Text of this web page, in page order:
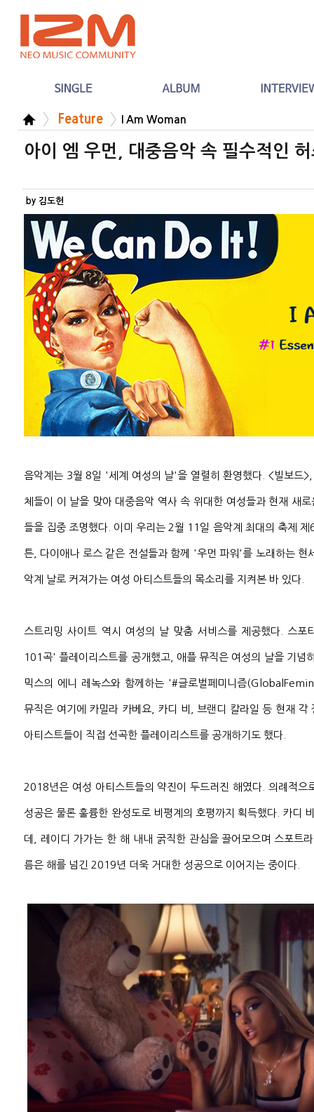
Feature I Am Woman
아이 엠 우먼, 대중음악 속 필수적인
by 김도헌
음악계는 3월 8일 '세계 여성의 날'을 열렬히 환영했다. <빌보드
체들이 이 날을 맞아 대중음악 역사 속 위대한 여성들과 현재 새
들을 집중 조명했다. 이미 우리는 2월 11일 음악계 최대의 축제
튼, 다이애나 로스 같은 전설들과 함께 '우먼 파워'를 노래하는 현
악계 날로 커져가는 여성 아티스트들의 목소리를 지켜본 바 있다.
스트리밍 사이트 역시 여성의 날 맞춤 서비스를 제공했다. 스포
101곡' 플레이리스트를 공개했고, 애플 뮤직은 여성의 날을 기념
믹스의 에니 레녹스와 함께하는 '#글로벌페미니즘
뮤직은 여기에 카밀라 카베요, 카디 비, 브랜디 칼라일 등 현재 각
아티스트들이 직접 선곡한 플레이리스트를 공개하기도 했다.
2018년은 여성 아티스트들의 약진이 두드러진 해였다. 의례적으
성공은 물론 훌륭한 완성도로 비평계의 호평까지 획득했다. 카디
데, 레이디 가가는 한 해 내내 굵직한 관심을 끌어모으며 스포트
름은 해를 넘긴 2019년 더욱 거대한 성공으로 이어지는 중이다.